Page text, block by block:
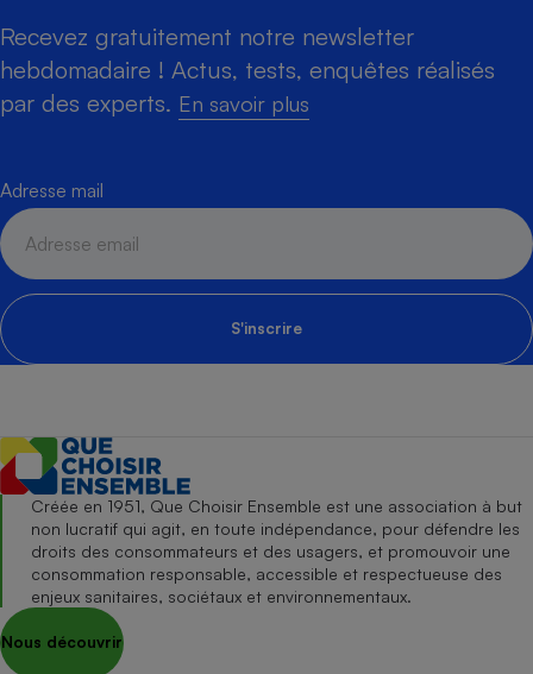
Recevez gratuitement notre newsletter
hebdomadaire ! Actus, tests, enquêtes réalisés
par des experts. En savoir plus
Adresse mail
S'inscrire
Créée en 1951, Que Choisir Ensemble est une association à but
non lucratif qui agit, en toute indépendance, pour défendre les
droits des consommateurs et des usagers, et promouvoir une
consommation responsable, accessible et respectueuse des
enjeux sanitaires, sociétaux et environnementaux.
Nous découvrir